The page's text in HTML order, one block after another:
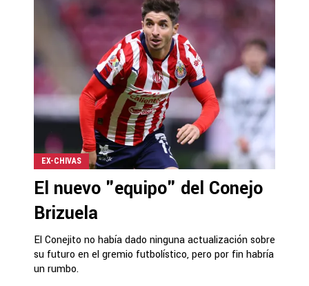
EX-CHIVAS
El nuevo "equipo" del Conejo
Brizuela
El Conejito no había dado ninguna actualización sobre
su futuro en el gremio futbolístico, pero por fin habría
un rumbo.